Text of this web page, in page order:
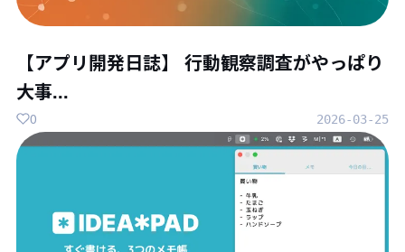
【アプリ開発日誌】 行動観察調査がやっぱり
大事...
2026-03-25
0